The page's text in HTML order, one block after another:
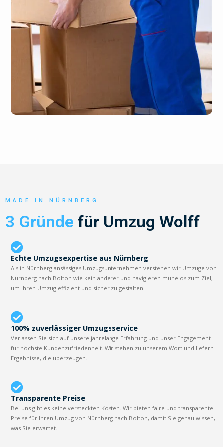
MADE IN NÜRNBERG
3 Gründe für Umzug Wolff
Echte Umzugsexpertise aus Nürnberg
Als in Nürnberg ansässiges Umzugsunternehmen verstehen wir Umzüge von
Nürnberg nach Bolton wie kein anderer und navigieren mühelos zum Ziel,
um Ihren Umzug effizient und sicher zu gestalten.
100% zuverlässiger Umzugsservice
Verlassen Sie sich auf unsere jahrelange Erfahrung und unser Engagement
für höchste Kundenzufriedenheit. Wir stehen zu unserem Wort und liefern
Ergebnisse, die überzeugen.
Transparente Preise
Bei uns gibt es keine versteckten Kosten. Wir bieten faire und transparente
Preise für Ihren Umzug von Nürnberg nach Bolton, damit Sie genau wissen,
was Sie erwartet.